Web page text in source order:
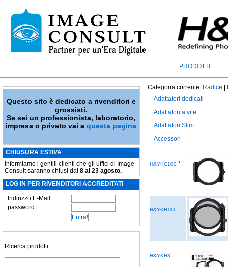
PRODOTTI
Questo sito è dedicato a rivenditori e
grossisti.
Se sei un professionista, laboratorio,
impresa o privato vai aquesta pagina
CHIUSURA ESTIVA
Informiamo i gentili clienti che gli uffici di Image
Consult saranno chiusi dal 8 al 23 agosto.
LOG IN PER RIVENDITORI ACCREDITATI
Indirizzo E-Mail
password
Ricerca prodotti
Categoria corrente: Radice
Adattatori dedicati
Adattatori a vite
Adattatori Slim
Accessori
H&YKC100 °
H&YKH100
H&YKH3